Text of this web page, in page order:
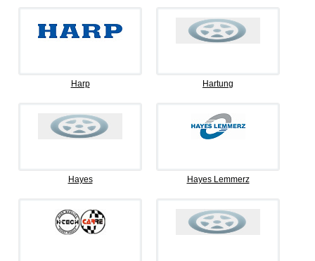
Harp Hartung
Hayes Hayes Lemmerz